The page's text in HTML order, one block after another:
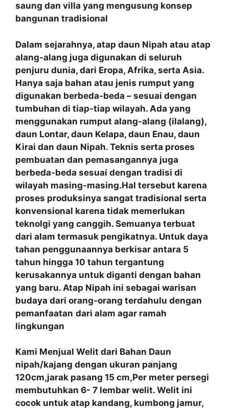
saung dan villa yang mengusung konsep
bangunan tradisional
Dalam sejarahnya, atap daun Nipah atau atap
alang-alang juga digunakan di seluruh
penjuru dunia, dari Eropa, Afrika, serta Asia.
Hanya saja bahan atau jenis rumput yang
digunakan berbeda-beda – sesuai dengan
tumbuhan di tiap-tiap wilayah. Ada yang
menggunakan rumput alang-alang (ilalang),
daun Lontar, daun Kelapa, daun Enau, daun
Kirai dan daun Nipah. Teknis serta proses
pembuatan dan pemasangannya juga
berbeda-beda sesuai dengan tradisi di
wilayah masing-masing.Hal tersebut karena
proses produksinya sangat tradisional serta
konvensional karena tidak memerlukan
teknolgi yang canggih. Semuanya terbuat
dari alam termasuk pengikatnya. Untuk daya
tahan penggunaannya berkisar antara 5
tahun hingga 10 tahun tergantung
kerusakannya untuk diganti dengan bahan
yang baru. Atap Nipah ini sebagai warisan
budaya dari orang-orang terdahulu dengan
pemanfaatan dari alam agar ramah
lingkungan
Kami Menjual Welit dari Bahan Daun
nipah/kajang dengan ukuran panjang
120cm,jarak pasang 15 cm,Per meter persegi
membutuhkan 6- 7 lembar welit. Welit ini
cocok untuk atap kandang, kumbong jamur,